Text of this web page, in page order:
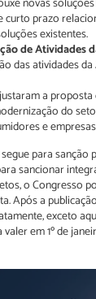
novas
curto prazo
existentes.
de Atividades
das atividades
a
do
e
para sanção
sancionar
o Congresso
Após a
exceto
em 1º de